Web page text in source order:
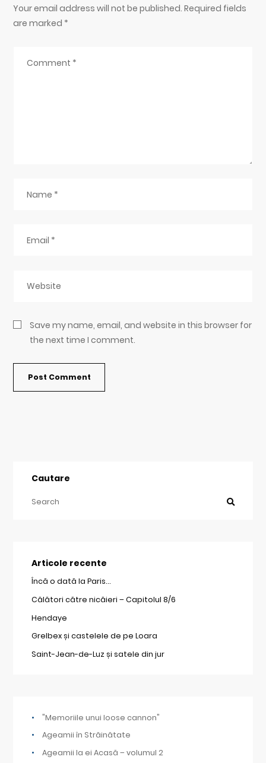
Your email address will not be published. Required fields
are marked *
Save my name, email, and website in this browser for
the next time I comment.
Cautare
Articole recente
Încă o dată la Paris…
Călători către nicăieri – Capitolul 8/6
Hendaye
Grelbex și castelele de pe Loara
Saint-Jean-de-Luz și satele din jur
"Memoriile unui loose cannon"
Ageamii în Străinătate
Ageamii la ei Acasă – volumul 2